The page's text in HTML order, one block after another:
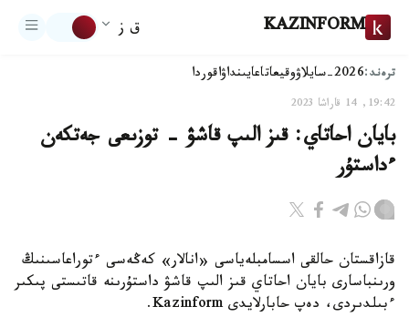
KAZINFORM ق ز
ترەند:2026-سايلاۋ وقيعاتاعايىنداۋاقوردا
19:42, 14 قاراشا 2023
بايان احاتاي: قىز الىپ قاشۋ - توزىعى جەتكەن
ءداستۇر
قازاقستان حالقى اسسامبلەياسى «انالار» كەڭەسى ءتوراعاسىنىڭ
ورىنباسارى بايان احاتاي قىز الىپ قاشۋ داستۇرىنە قاتىستى پىكىر
ءبىلدىردى، دەپ حابارلايدى Kazinform.